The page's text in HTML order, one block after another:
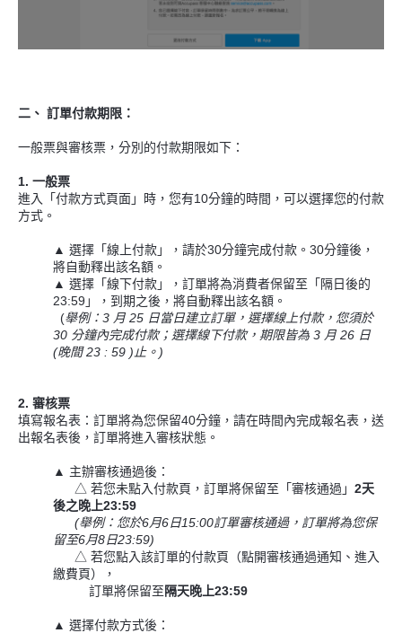
二、 訂單付款期限：
一般票與審核票，分別的付款期限如下：
1. 一般票
進入「付款方式頁面」時，您有10分鐘的時間，可以選擇您的付款
方式。
▲選擇「線上付款」，請於30分鐘完成付款。30分鐘後，
將自動釋出該名額。
▲選擇「線下付款」，訂單將為消費者保留至「隔日後的
23:59」，到期之後，將自動釋出該名額。
(舉例：3 月 25 日當日建立訂單，選擇線上付款，您須於
30 分鐘內完成付款；選擇線下付款，期限皆為 3 月 26 日
(晚間23 : 59 )止。)
2. 審核票
填寫報名表：訂單將為您保留40分鐘，請在時間內完成報名表，送
出報名表後，訂單將進入審核狀態。
▲ 主辦審核通過後：
△若您未點入付款頁，訂單將保留至「審核通過」2天
後之晚上23:59
(舉例：您於6月6日15:00訂單審核通過，訂單將為您保
留至6月8日23:59)
△若您點入該訂單的付款頁（點開審核通過通知、進入
繳費頁），
訂單將保留至隔天晚上23:59
▲ 選擇付款方式後：